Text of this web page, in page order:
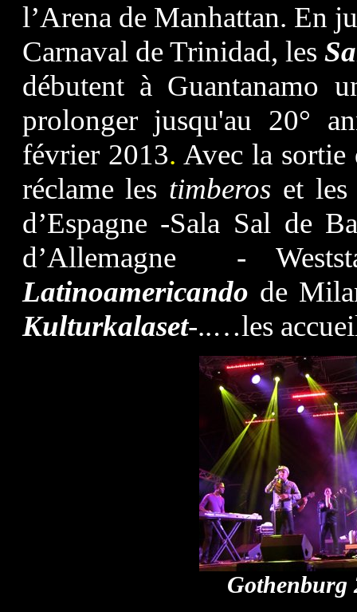
l’Arena de Manhattan. En
Carnaval de Trinidad, les
débutent à Guantanamo
prolonger jusqu'au 20°
février 2013. Avec la
réclame les timberos et
d’Espagne -Sala Sal de
d’Allemagne -
Latinoamericando de
Kulturkalaset-..…les
Gothenburg